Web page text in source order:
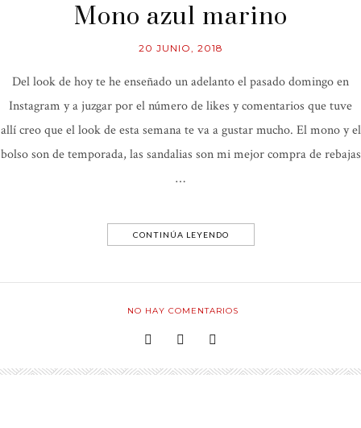
Mono azul marino
20 JUNIO, 2018
Del look de hoy te he enseñado un adelanto el pasado domingo en
Instagram y a juzgar por el número de likes y comentarios que tuve
allí creo que el look de esta semana te va a gustar mucho. El mono y el
bolso son de temporada, las sandalias son mi mejor compra de rebajas
…
CONTINÚA LEYENDO
NO HAY COMENTARIOS